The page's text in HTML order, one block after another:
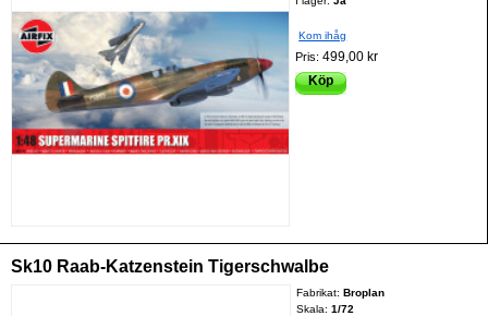
Kom ihåg
Pris:499,00 kr
Köp
Sk10 Raab-Katzenstein Tigerschwalbe
Fabrikat: Broplan
Skala: 1/72